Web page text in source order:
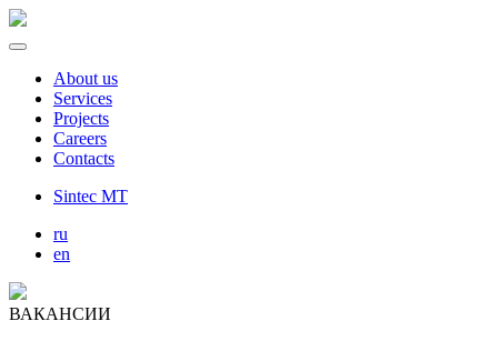
About us
Services
Projects
Careers
Contacts
Sintec MT
ru
en
ВАКАНСИИ